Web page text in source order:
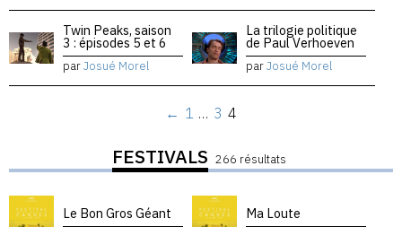
Twin Peaks, saison
3 : épisodes 5 et 6
parJosué Morel
La trilogie politique
de Paul Verhoeven
parJosué Morel
← 1 … 3 4
FESTIVALS 266 résultats
Le Bon Gros Géant Ma Loute